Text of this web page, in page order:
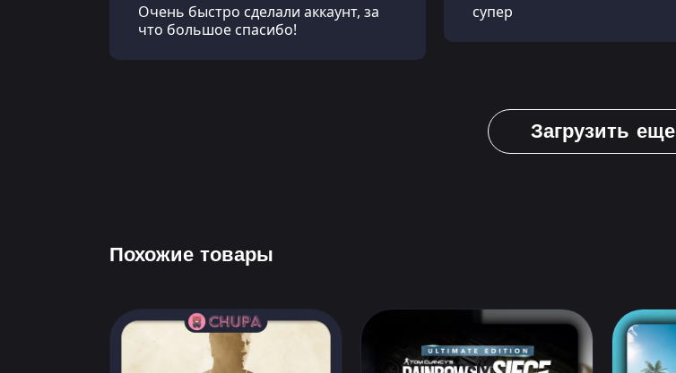
Очень быстро сделали аккаунт, за
что большое спасибо!
супер
Загрузить еще
Похожие товары